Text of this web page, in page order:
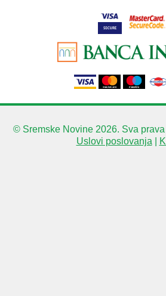
© Sremske Novine 2026. Sva prava
Uslovi poslovanja